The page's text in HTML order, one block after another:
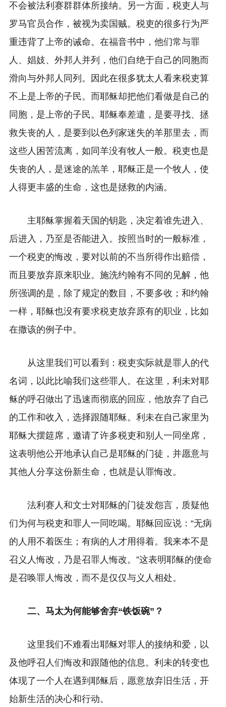
不会被法利赛群群体所接纳。另一方面，税吏人与
罗马官员合作，被视为卖国贼。税吏的很多行为严
重违背了上帝的诫命。在福音书中，他们常与罪
人、娼妓、外邦人并列，他们自绝于自己的同胞而
滑向与外邦人同列。因此在很多犹太人看来税吏算
不上是上帝的子民。而耶稣却把他们看做是自己的
同胞，是上帝的子民。耶稣奉差遣，是要寻找、拯
救失丧的人，是要到以色列家迷失的羊那里去，而
这些人困苦流离，如同羊没有牧人一般。税吏也是
失丧的人，是迷途的羔羊，耶稣正是一个牧人，使
人得更丰盛的生命，这也是拯救的内涵。
主耶稣掌握着天国的钥匙，决定着谁先进入、
后进入，乃至是否能进入。按照当时的一般标准，
一个税吏的悔改，要对以前的不当所得作出赔偿，
而且要放弃原来职业。施洗约翰有不同的见解，他
所强调的是，除了规定的数目，不要多收；和约翰
一样，耶稣也没有要求税吏放弃原有的职业，比如
在撒该的例子中。
从这里我们可以看到：税吏实际就是罪人的代
名词，以此比喻我们这些罪人。在这里，利未对耶
稣的呼召做出了迅速而彻底的回应，他放弃了自己
的工作和收入，选择跟随耶稣。利未在自己家里为
耶稣大摆筵席，邀请了许多税吏和别人一同坐席，
这表明他公开地承认自己是耶稣的门徒，并愿意与
其他人分享这份新生命，也就是认罪悔改。
法利赛人和文士对耶稣的门徒发怨言，质疑他
们为何与税吏和罪人一同吃喝。耶稣回应说：“无病
的人用不着医生；有病的人才用得着。我来本不是
召义人悔改，乃是召罪人悔改。”这表明耶稣的使命
是召唤罪人悔改，而不是仅仅与义人相处。
二、马太为何能够舍弃“铁饭碗”？
这里我们不难看出耶稣对罪人的接纳和爱，以
及他呼召人们悔改和跟随他的信息。利未的转变也
体现了一个人在遇到耶稣后，愿意放弃旧生活，开
始新生活的决心和行动。